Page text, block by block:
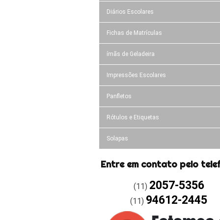
Diários Escolares
Fichas de Matrículas
ímãs de Geladeira
Impressões Escolares
Panfletos
Rótulos e Etiquetas
Solapas
Entre em contato pelo
(11) 2057-5356
(11) 94612-2445